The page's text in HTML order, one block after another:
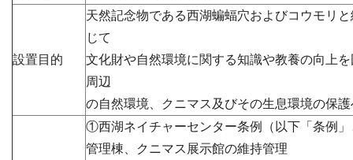
設置目的
天然記念物である西湖蝙蝠穴およびコウモリ
じて
文化財や自然環境に関する知識や教養の向上
周辺
の自然環境、クニマス及びその生息環境の保
①西湖ネイチャーセンター条例（以下「条例
管理棟、クニマス展示館の維持管理